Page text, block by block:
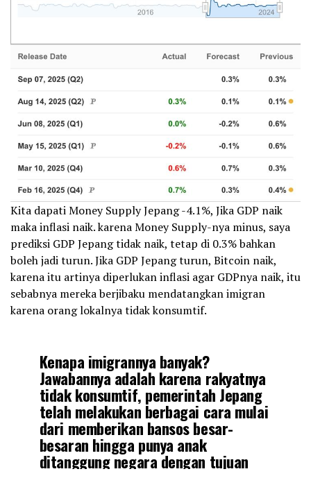
Kita dapati Money Supply Jepang -4.1%, Jika GDP naik
maka inflasi naik. karena Money Supply-nya minus, saya
prediksi GDP Jepang tidak naik, tetap di 0.3% bahkan
boleh jadi turun. Jika GDP Jepang turun, Bitcoin naik,
karena itu artinya diperlukan inflasi agar GDPnya naik, itu
sebabnya mereka berjibaku mendatangkan imigran
karena orang lokalnya tidak konsumtif.
Kenapa imigrannya banyak?
Jawabannya adalah karena rakyatnya
tidak konsumtif, pemerintah Jepang
telah melakukan berbagai cara mulai
dari memberikan bansos besar-
besaran hingga punya anak
ditanggung negara dengan tujuan